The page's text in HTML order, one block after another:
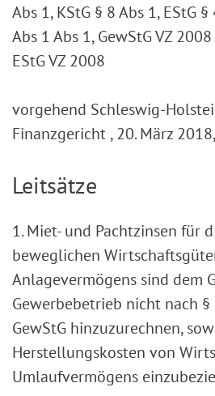
Abs 1, KStG § 8 Abs 1, EStG §
Abs 1 Abs 1, GewStG VZ
EStG VZ 2008
vorgehend Schleswig-
Finanzgericht , 20. März
Leitsätze
1. Miet- und Pachtzinsen für
beweglichen
Anlagevermögens sind dem
Gewerbebetrieb nicht nach §
GewStG hinzuzurechnen,
Herstellungskosten von
Umlaufvermögens